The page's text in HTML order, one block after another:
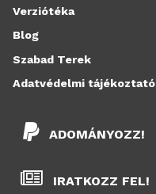
ADOMÁNYOZZ!
IRATKOZZ FEL!
Verziótéka
Blog
Szabad Terek
Adatvédelmi tájékoztató